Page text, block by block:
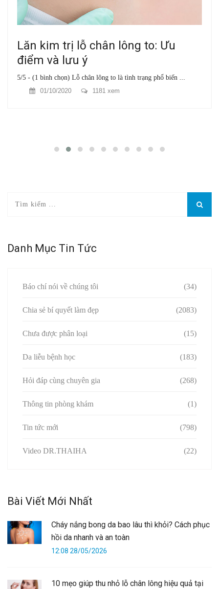
Lăn kim trị lỗ chân lông to: Ưu
điểm và lưu ý
5/5 - (1 bình chọn) Lỗ chân lông to là tình trạng phổ biến ...
01/10/2020
1181 xem
Danh Mục Tin Tức
Báo chí nói về chúng tôi (34)
Chia sẻ bí quyết làm đẹp (2083)
Chưa được phân loại (15)
Da liễu bệnh học (183)
Hỏi đáp cùng chuyên gia (268)
Thông tin phòng khám (1)
Tin tức mới (798)
Video DR.THAIHA (22)
Bài Viết Mới Nhất
Cháy nắng bong da bao lâu thì khỏi? Cách phục
hồi da nhanh và an toàn
12:08 28/05/2026
10 mẹo giúp thu nhỏ lỗ chân lông hiệu quả tại